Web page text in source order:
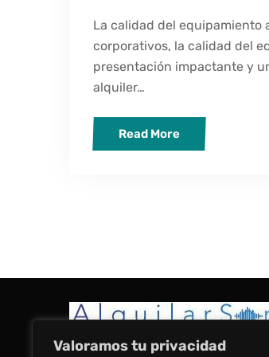
Valoramos tu privacidad
La calidad del equipamiento
corporativos, la calidad del
presentación impactante y
alquiler…
Read More